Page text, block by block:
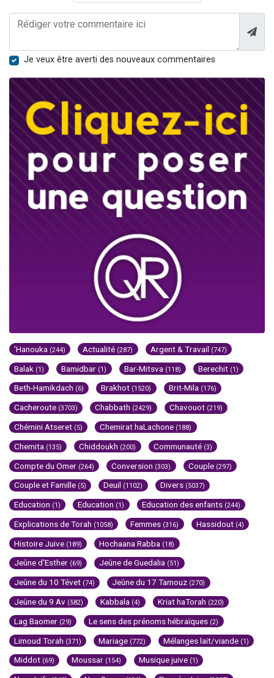
Je veux être averti des nouveaux commentaires
'Hanouka (244) Actualité (287) Argent & Travail (747)
Balak (1) Bamidbar (1) Bar-Mitsva (118) Berechit (1)
Beth-Hamikdach (6) Brakhot (1520) Brit-Mila (176)
Cacheroute (3703) Chabbath (2429) Chavouot (219)
Chémini Atseret (5) Chemirat haLachone (188)
Chemita (135) Chiddoukh (200) Communauté (3)
Compte du Omer (264) Conversion (303) Couple (297)
Couple et Famille (5) Deuil (1102) Divers (5037)
Education (1) Education (1) Education des enfants (244)
Explications de Torah (1058) Femmes (316) Hassidout (4)
Histoire Juive (189) Hochaana Rabba (18)
Jeûne d'Esther (69) Jeûne de Guedalia (51)
Jeûne du 10 Tévet (74) Jeûne du 17 Tamouz (270)
Jeûne du 9 Av (582) Kabbala (4) Kriat haTorah (220)
Lag Baomer (29) Le sens des prénoms hébraïques (2)
Limoud Torah (371) Mariage (772) Mélanges lait/viande (1)
Middot (69) Moussar (154) Musique juive (1)